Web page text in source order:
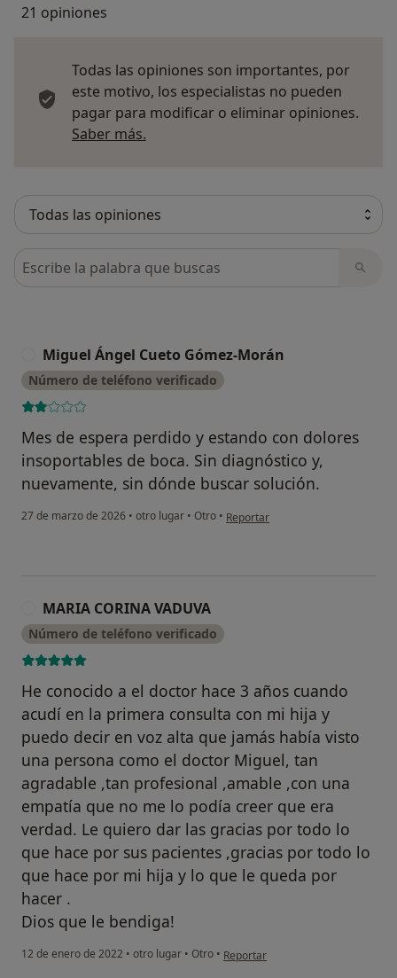
21 opiniones
Todas las opiniones son importantes, por
este motivo, los especialistas no pueden
pagar para modificar o eliminar opiniones.
Saber más.
Busca en opiniones
Miguel Ángel Cueto Gómez-Morán
Número de teléfono verificado
Mes de espera perdido y estando con dolores
insoportables de boca. Sin diagnóstico y,
nuevamente, sin dónde buscar solución.
27 de marzo de 2026 • otro lugar • Otro • en opinión del usuario Miguel
Reportar
MARIA CORINA VADUVA
Número de teléfono verificado
He conocido a el doctor hace 3 años cuando
acudí en la primera consulta con mi hija y
puedo decir en voz alta que jamás había visto
una persona como el doctor Miguel, tan
agradable ,tan profesional ,amable ,con una
empatía que no me lo podía creer que era
verdad. Le quiero dar las gracias por todo lo
que hace por sus pacientes ,gracias por todo lo
que hace por mi hija y lo que le queda por
hacer .
Dios que le bendiga!
12 de enero de 2022 • otro lugar • Otro • en opinión del usuario MARIA
Reportar